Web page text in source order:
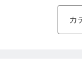
カ